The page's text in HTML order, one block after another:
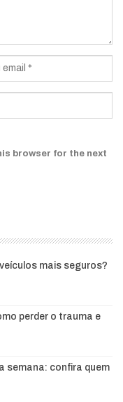
browser for the next
mais seguros?
perder o trauma e
semana: confira quem